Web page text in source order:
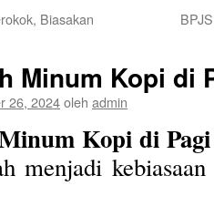
Biasakan
Minum Kopi di
26, 2024oleh admin
Kopi di
menjadi